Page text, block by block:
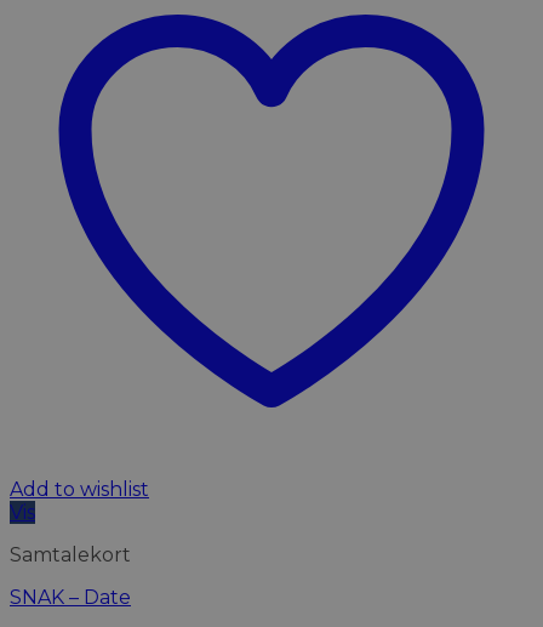
Add to wishlist
Vis
Samtalekort
SNAK – Date